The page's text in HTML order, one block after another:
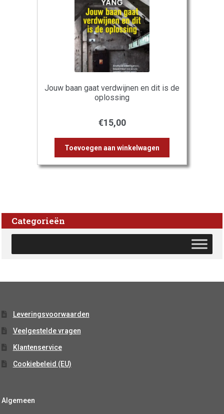
Jouw baan gaat verdwijnen en dit is de
oplossing
€15,00
Toevoegen aan winkelwagen
Categorieën
Leveringsvoorwaarden
Veelgestelde vragen
Klantenservice
Cookiebeleid (EU)
Algemeen